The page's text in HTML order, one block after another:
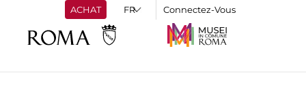
ACHAT Connectez-Vous